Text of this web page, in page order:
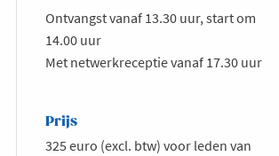
Ontvangst vanaf 13.30 uur, start om
14.00 uur
Met netwerkreceptie vanaf 17.30 uur
Prijs
325 euro (excl. btw) voor leden van